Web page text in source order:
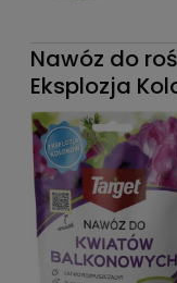
Nawóz do
Eksplozja